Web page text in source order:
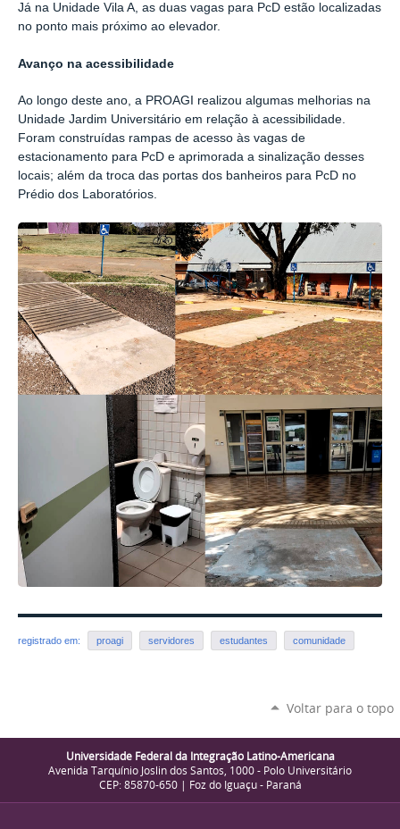
Já na Unidade Vila A, as duas vagas para PcD estão localizadas
no ponto mais próximo ao elevador.
Avanço na acessibilidade
Ao longo deste ano, a PROAGI realizou algumas melhorias na
Unidade Jardim Universitário em relação à acessibilidade.
Foram construídas rampas de acesso às vagas de
estacionamento para PcD e aprimorada a sinalização desses
locais; além da troca das portas dos banheiros para PcD no
Prédio dos Laboratórios.
registrado em: proagi servidores estudantes comunidade
Voltar para o topo
Universidade Federal da Integração Latino-Americana
Avenida Tarquínio Joslin dos Santos, 1000 - Polo Universitário
CEP: 85870-650 | Foz do Iguaçu - Paraná